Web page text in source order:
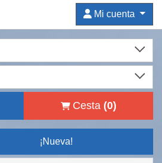
Mi cuenta
Cesta (0)
¡Nueva!